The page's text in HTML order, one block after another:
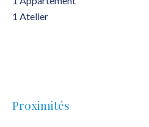
1 Atelier
Proximités